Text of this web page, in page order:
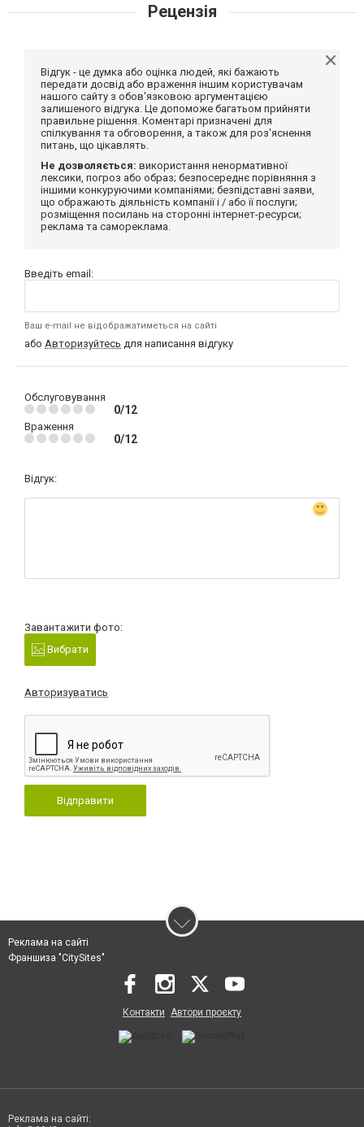
Рецензія
Відгук - це думка або оцінка людей, які бажають
передати досвід або враження іншим користувачам
нашого сайту з обов'язковою аргументацією
залишеного відгука. Це допоможе багатьом прийняти
правильне рішення. Коментарі призначені для
спілкування та обговорення, а також для роз'яснення
питань, що цікавлять.
Не дозволяється: використання ненормативної
лексики, погроз або образ; безпосереднє порівняння з
іншими конкуруючими компаніями; безпідставні заяви,
що ображають діяльність компанії і / або її послуги;
розміщення посилань на сторонні інтернет-ресурси;
реклама та самореклама.
Введіть email:
Ваш e-mail не відображатиметься на сайті
або Авторизуйтесь для написання відгуку
Обслуговування
0/12
Враження
0/12
Відгук:
Завантажити фото:
Вибрати
Авторизуватись
Відправити
Реклама на сайті
Франшиза "CitySites"
Контакти Автори проєкту
Реклама на сайті: